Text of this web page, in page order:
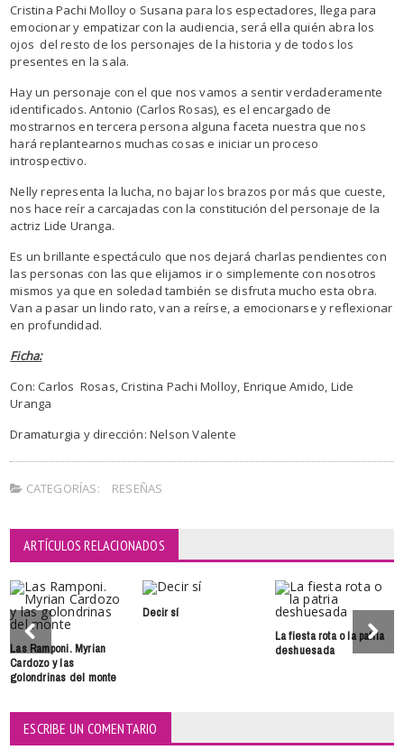
Cristina Pachi Molloy o Susana para los espectadores, llega para
emocionar y empatizar con la audiencia, será ella quién abra los
ojos del resto de los personajes de la historia y de todos los
presentes en la sala.
Hay un personaje con el que nos vamos a sentir verdaderamente
identificados. Antonio (Carlos Rosas), es el encargado de
mostrarnos en tercera persona alguna faceta nuestra que nos
hará replantearnos muchas cosas e iniciar un proceso
introspectivo.
Nelly representa la lucha, no bajar los brazos por más que cueste,
nos hace reír a carcajadas con la constitución del personaje de la
actriz Lide Uranga.
Es un brillante espectáculo que nos dejará charlas pendientes con
las personas con las que elijamos ir o simplemente con nosotros
mismos ya que en soledad también se disfruta mucho esta obra.
Van a pasar un lindo rato, van a reírse, a emocionarse y reflexionar
en profundidad.
Ficha:
Con: Carlos Rosas, Cristina Pachi Molloy, Enrique Amido, Lide
Uranga
Dramaturgia y dirección: Nelson Valente
CATEGORÍAS: RESEÑAS
ARTÍCULOS RELACIONADOS
Las Ramponi. Myrian
Cardozo y las
golondrinas del monte
Decir sí
La fiesta rota o la patria
deshuesada
ESCRIBE UN COMENTARIO